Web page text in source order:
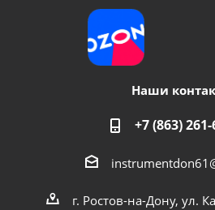
Наши
+7 (863)
г. Ростов-на-Дону, ул.